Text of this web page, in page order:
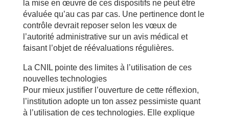
la mise en œuvre de ces dispositifs ne peut être
évaluée qu’au cas par cas. Une pertinence dont le
contrôle devrait reposer selon les vœux de
l’autorité administrative sur un avis médical et
faisant l’objet de réévaluations régulières.
La CNIL pointe des limites à l’utilisation de ces
nouvelles technologies
Pour mieux justifier l’ouverture de cette réflexion,
l’institution adopte un ton assez pessimiste quant
à l’utilisation de ces technologies. Elle explique